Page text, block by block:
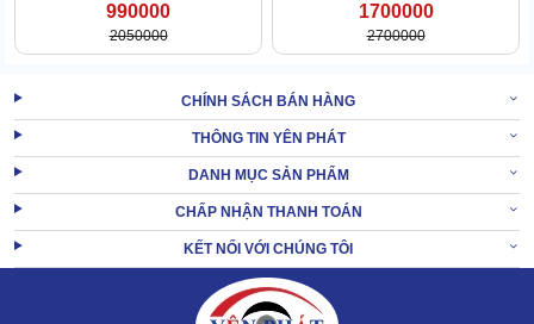
Đổ lượng nước phù hợp vào thùng chứa. Cho dung dịch tẩy
rửa vào, khuấy đều để khuếch tán tạo thành hỗn hợp nước
lau sàn đúng chuẩn.
Cho xe di chuyển đến không gian, vị trí cần làm sạch.
990000
2050000
1700000
2700000
CHÍNH SÁCH BÁN HÀNG
THÔNG TIN YÊN PHÁT
DANH MỤC SẢN PHẨM
CHẤP NHẬN THANH TOÁN
KẾT NỐI VỚI CHÚNG TÔI